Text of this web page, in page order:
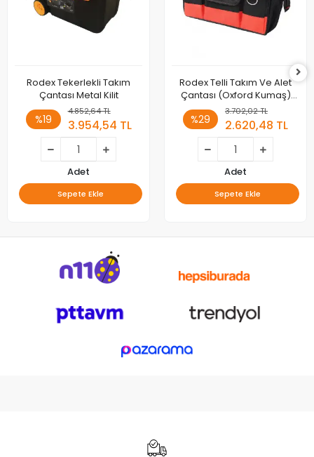
Rodex Tekerlekli Takım
Çantası Metal Kilit
%19
4.852,64 TL
3.954,54 TL
Adet
Sepete Ekle
Rodex Telli Takım Ve Alet
Çantası (Oxford Kumaş)
CRB03
%29
3.702,02 TL
2.620,48 TL
Adet
Sepete Ekle